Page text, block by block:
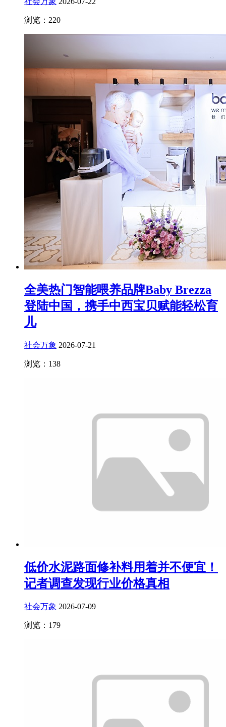
浏览：220
全美热门智能喂养品牌Baby Brezza
登陆中国，携手中西宝贝赋能轻松育
儿
社会万象 2026-07-21
浏览：138
低价水泥路面修补料用着并不便宜！
记者调查发现行业价格真相
社会万象 2026-07-09
浏览：179